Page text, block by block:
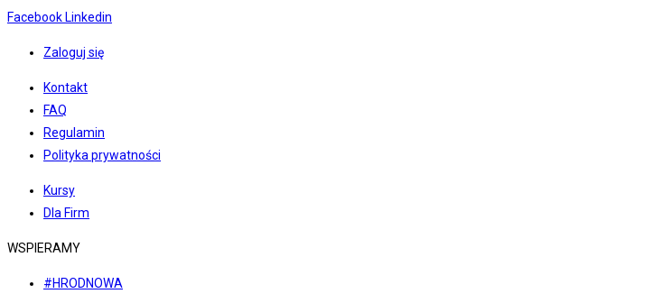
Facebook Linkedin
Zaloguj się
Kontakt
FAQ
Regulamin
Polityka prywatności
Kursy
Dla Firm
WSPIERAMY
#HRODNOWA